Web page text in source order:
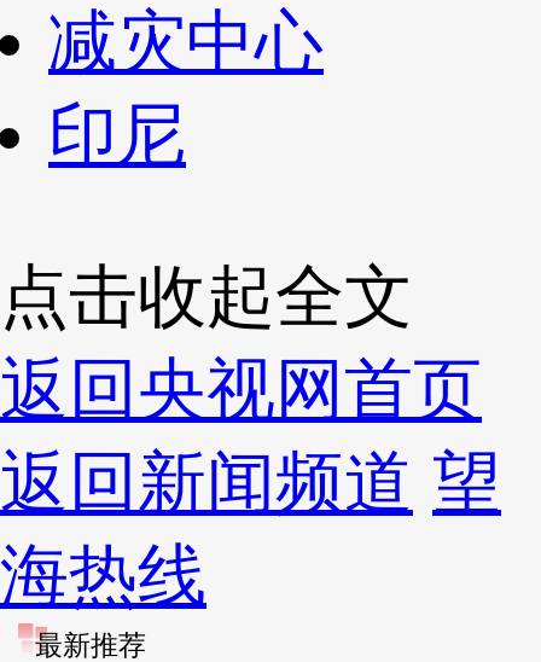
减灾中心
印尼
点击收起全文
返回央视网首页
返回新闻频道 望
海热线
最新推荐